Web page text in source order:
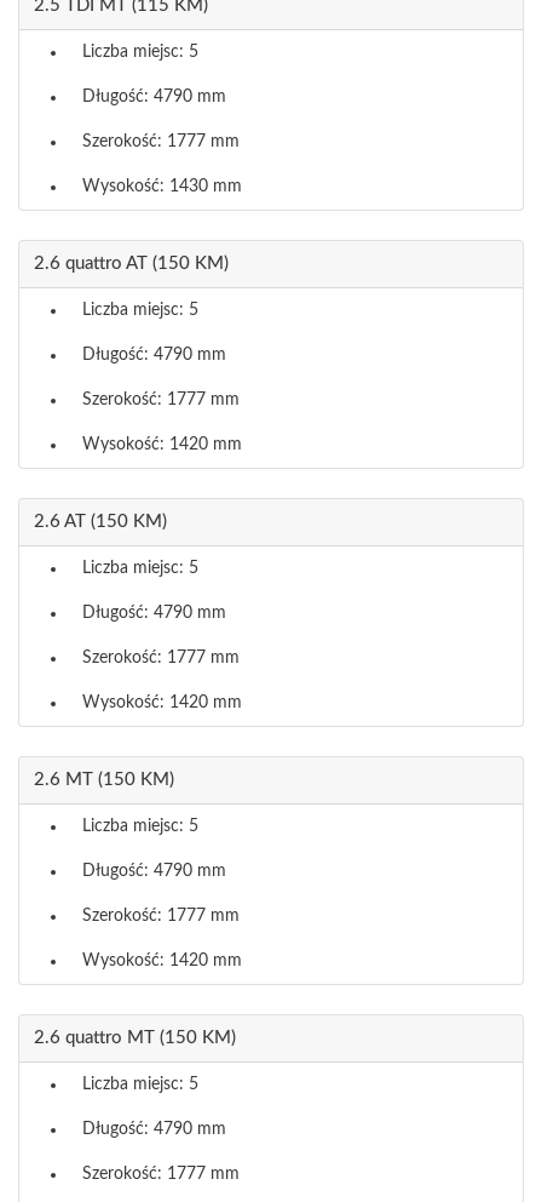
2.5 TDI MT (115 KM)
Liczba miejsc: 5
Długość: 4790 mm
Szerokość: 1777 mm
Wysokość: 1430 mm
2.6 quattro AT (150 KM)
Liczba miejsc: 5
Długość: 4790 mm
Szerokość: 1777 mm
Wysokość: 1420 mm
2.6 AT (150 KM)
Liczba miejsc: 5
Długość: 4790 mm
Szerokość: 1777 mm
Wysokość: 1420 mm
2.6 MT (150 KM)
Liczba miejsc: 5
Długość: 4790 mm
Szerokość: 1777 mm
Wysokość: 1420 mm
2.6 quattro MT (150 KM)
Liczba miejsc: 5
Długość: 4790 mm
Szerokość: 1777 mm